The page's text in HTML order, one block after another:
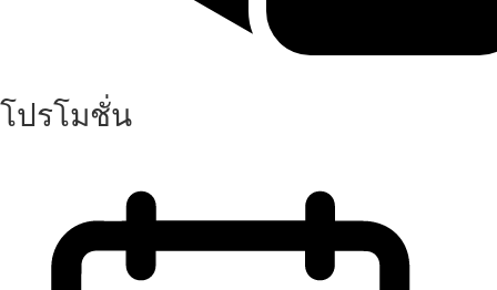
โปรโมชั่น